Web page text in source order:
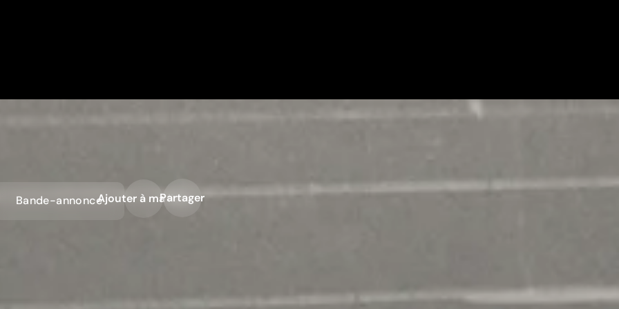
Bande-annonceAjouter à ma liste
Partager